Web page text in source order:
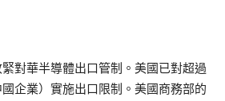
對華半導體出口管制。美國已對超過
企業）實施出口限制。美國商務部的